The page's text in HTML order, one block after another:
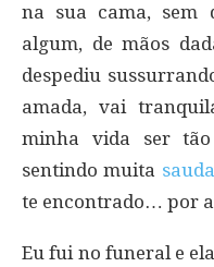
na sua cama, sem
algum, de mãos
despediu
amada, vai
minha vida ser
sentindo muita
te encontrado… por
Eu fui no funeral e